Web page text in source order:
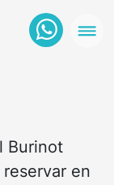
Burinot
en